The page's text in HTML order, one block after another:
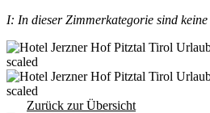
I: In dieser Zimmerkategorie sind
Zurück zur Übersicht